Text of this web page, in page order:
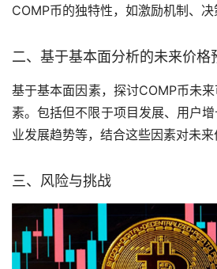
COMP币的独特性，如激励机制、决
二、基于基本面分析的未来价格
基于基本面因素，探讨COMP币未
素。包括但不限于项目发展、用户
业发展趋势等，结合这些因素对未来
三、风险与挑战